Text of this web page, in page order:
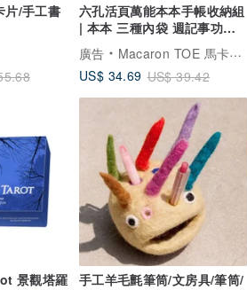
片/手工書
六孔活頁萬能本本手帳收納組
| 本本 三種內袋 週記事功能
頁
廣告
Macaron TOE 馬卡龍腳趾
US$ 34.69 US$ 39.42
景觀塔羅
手工羊毛氈筆筒/文房具/筆筒/